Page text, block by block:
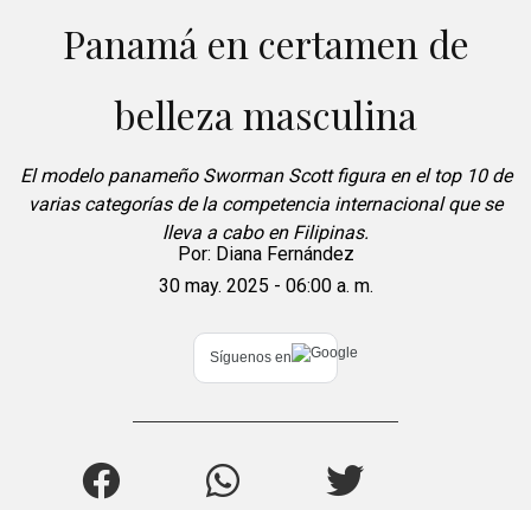
Panamá en certamen de
belleza masculina
El modelo panameño Sworman Scott figura en el top 10 de
varias categorías de la competencia internacional que se
lleva a cabo en Filipinas.
Por: Diana Fernández
30 may. 2025 - 06:00 a. m.
Síguenos en